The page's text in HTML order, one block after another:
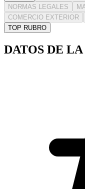
NORMAS LEGALES
COMERCIO EXTERIOR
TOP RUBRO
DATOS DE